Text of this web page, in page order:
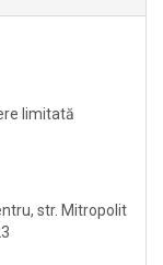
limitată
str. Mitropolit